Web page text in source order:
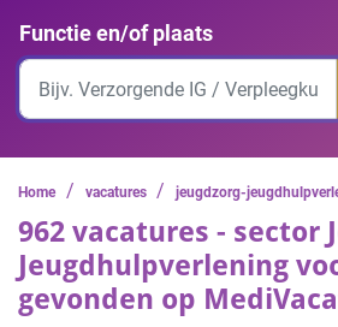
Functie en/of plaats
Home / vacatures / jeugdzorg-
962 vacatures - sector
Jeugdhulpverlening
gevonden op